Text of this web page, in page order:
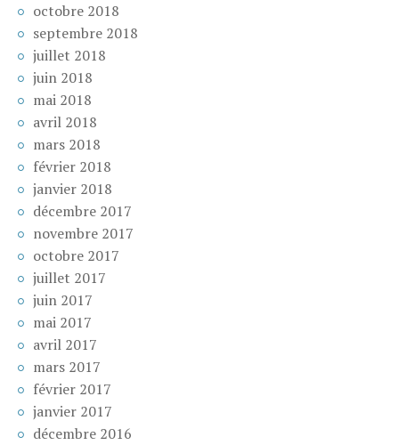
octobre 2018
septembre 2018
juillet 2018
juin 2018
mai 2018
avril 2018
mars 2018
février 2018
janvier 2018
décembre 2017
novembre 2017
octobre 2017
juillet 2017
juin 2017
mai 2017
avril 2017
mars 2017
février 2017
janvier 2017
décembre 2016